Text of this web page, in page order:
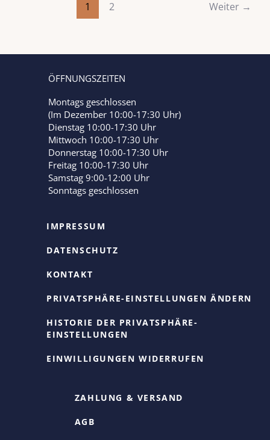
1 2 Weiter →
ZAHLUNG & VERSAND
AGB
IMPRESSUM
DATENSCHUTZ
KONTAKT
PRIVATSPHÄRE-EINSTELLUNGEN ÄNDERN
HISTORIE DER PRIVATSPHÄRE-
EINSTELLUNGEN
EINWILLIGUNGEN WIDERRUFEN
ÖFFNUNGSZEITEN
Montags geschlossen
(Im Dezember 10:00-17:30 Uhr)
Dienstag 10:00-17:30 Uhr
Mittwoch 10:00-17:30 Uhr
Donnerstag 10:00-17:30 Uhr
Freitag 10:00-17:30 Uhr
Samstag 9:00-12:00 Uhr
Sonntags geschlossen